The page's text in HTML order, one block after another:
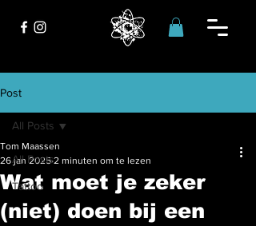
Post
All Posts
Tattoo
All Posts
Wat moet je zeker
(niet) doen bij een
Tom Maassen
26 jan 2025 2 minuten om te lezen